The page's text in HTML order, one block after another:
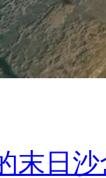
末日